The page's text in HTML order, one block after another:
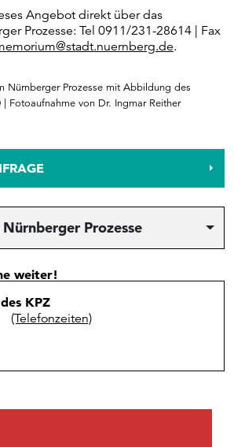
Angebot direkt über das
Prozesse: Tel 0911/231-28614 | Fax
.
Nürnberger Prozesse mit Abbildung des
| Fotoaufnahme von Dr. Ingmar Reither
Prozesse
weiter!
KPZ
(Telefonzeiten)